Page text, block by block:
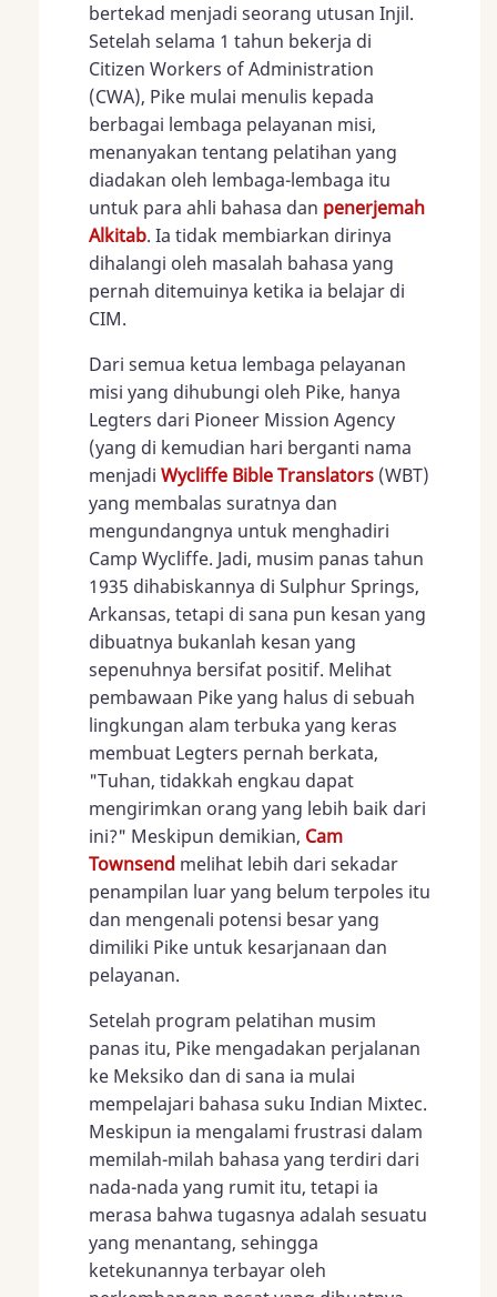
bertekad menjadi seorang utusan Injil.
Setelah selama 1 tahun bekerja di
Citizen Workers of Administration
(CWA), Pike mulai menulis kepada
berbagai lembaga pelayanan misi,
menanyakan tentang pelatihan yang
diadakan oleh lembaga-lembaga itu
untuk para ahli bahasa dan penerjemah
Alkitab. Ia tidak membiarkan dirinya
dihalangi oleh masalah bahasa yang
pernah ditemuinya ketika ia belajar di
CIM.
Dari semua ketua lembaga pelayanan
misi yang dihubungi oleh Pike, hanya
Legters dari Pioneer Mission Agency
(yang di kemudian hari berganti nama
menjadi Wycliffe Bible Translators (WBT)
yang membalas suratnya dan
mengundangnya untuk menghadiri
Camp Wycliffe. Jadi, musim panas tahun
1935 dihabiskannya di Sulphur Springs,
Arkansas, tetapi di sana pun kesan yang
dibuatnya bukanlah kesan yang
sepenuhnya bersifat positif. Melihat
pembawaan Pike yang halus di sebuah
lingkungan alam terbuka yang keras
membuat Legters pernah berkata,
"Tuhan, tidakkah engkau dapat
mengirimkan orang yang lebih baik dari
ini?" Meskipun demikian, Cam
Townsend melihat lebih dari sekadar
penampilan luar yang belum terpoles itu
dan mengenali potensi besar yang
dimiliki Pike untuk kesarjanaan dan
pelayanan.
Setelah program pelatihan musim
panas itu, Pike mengadakan perjalanan
ke Meksiko dan di sana ia mulai
mempelajari bahasa suku Indian Mixtec.
Meskipun ia mengalami frustrasi dalam
memilah-milah bahasa yang terdiri dari
nada-nada yang rumit itu, tetapi ia
merasa bahwa tugasnya adalah sesuatu
yang menantang, sehingga
ketekunannya terbayar oleh